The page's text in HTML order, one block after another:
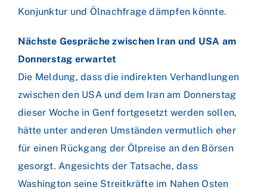
Konjunktur und Ölnachfrage dämpfen könnte.
Nächste Gespräche zwischen Iran und USA am
Donnerstag erwartet
Die Meldung, dass die indirekten Verhandlungen
zwischen den USA und dem Iran am Donnerstag
dieser Woche in Genf fortgesetzt werden sollen,
hätte unter anderen Umständen vermutlich eher
für einen Rückgang der Ölpreise an den Börsen
gesorgt. Angesichts der Tatsache, dass
Washington seine Streitkräfte im Nahen Osten